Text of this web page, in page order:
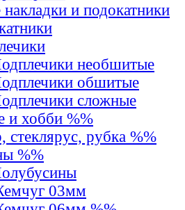
и подокатники
необшитые
обшитые
сложные
и хобби %%
стеклярус, рубка %%
%%
03мм